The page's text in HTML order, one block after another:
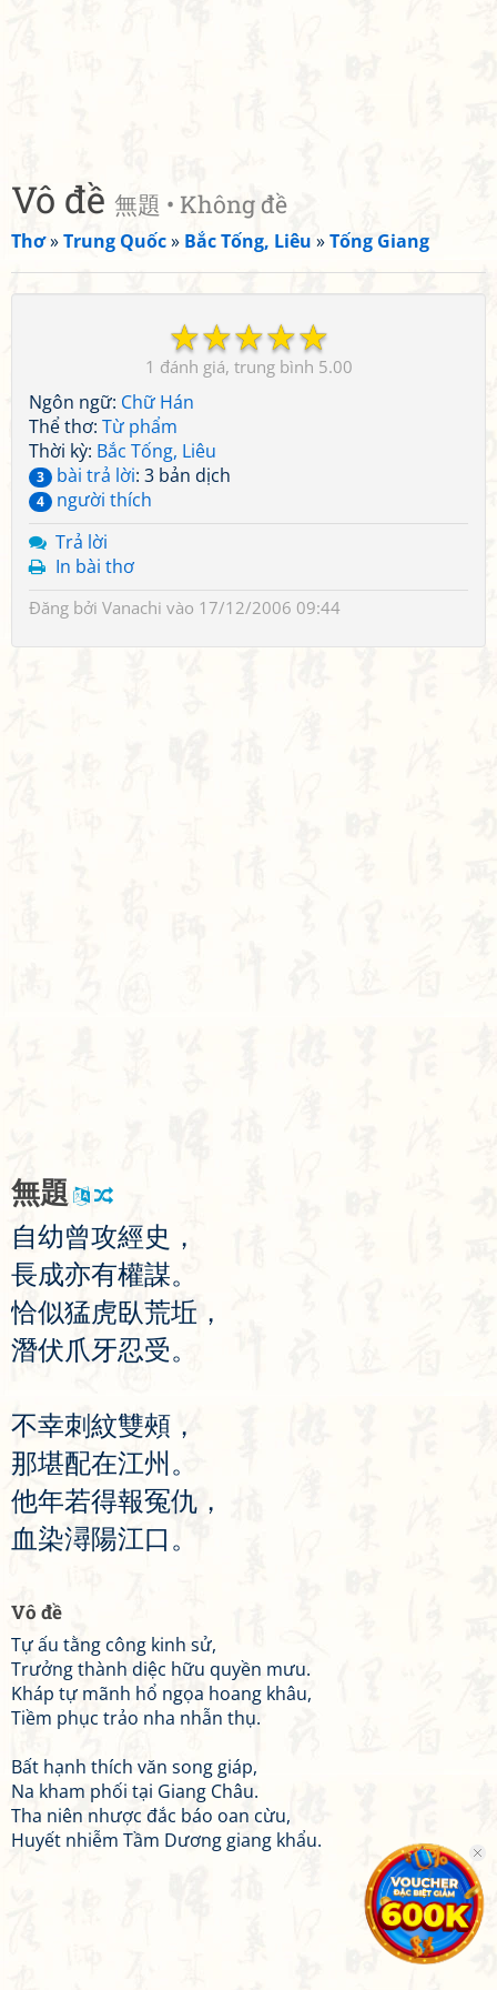
Vô đề 無題 • Không đề
Thơ»Trung Quốc» Bắc Tống, Liêu »Tống Giang
☆
☆
☆
☆
☆
1 5.00
Ngôn ngữ: Chữ Hán
Thể thơ: Từ phẩm
Thời kỳ: Bắc Tống, Liêu
3 bài trả lời: 3 bản dịch
4
người thích
Trả lời
In bài thơ
Đăng bởi Vanachi vào 17/12/2006 09:44
無題
自幼曾攻經史 ，
長成亦有權謀。
恰似猛虎臥荒坵 ，
潛伏爪 牙忍受。
不幸刺紋雙頰 ，
那堪配在江州 。
他年若得報冤仇 ，
血染潯陽江口 。
Vô đề
Tự ấu tằng công kinh sử,
Trưởng thành diệc hữu quyền mưu.
Kháp tự mãnh hổ ngọa hoang khâu,
Tiềm phục trảo nha nhẫn thụ.
Bất hạnh thích văn song giáp,
Na kham phối tại Giang Châu.
Tha niên nhược đắc báo oan cừu,
Huyết nhiễm Tầm Dương giang khẩu.